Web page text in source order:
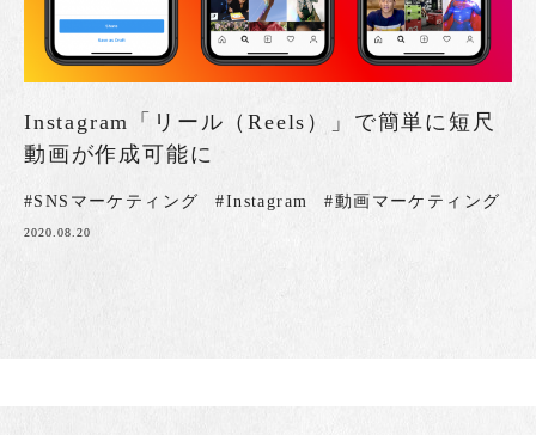
Instagram「リール（Reels）」で簡単に短尺
動画が作成可能に
#SNSマーケティング #Instagram #動画マーケティング
2020.08.20